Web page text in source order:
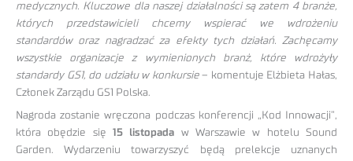
medycznych. Kluczowe dla naszej działalności są zatem 4 branże,
których przedstawicieli chcemy wspierać we wdrożeniu
standardów oraz nagradzać za efekty tych działań. Zachęcamy
wszystkie organizacje z wymienionych branż, które wdrożyły
standardy GS1, do udziału w konkursie– komentuje Elżbieta Hałas,
Członek Zarządu GS1 Polska.
Nagroda zostanie wręczona podczas konferencji „Kod Innowacji”,
która obędzie się 15 listopada w Warszawie w hotelu Sound
Garden. Wydarzeniu towarzyszyć będą prelekcje uznanych